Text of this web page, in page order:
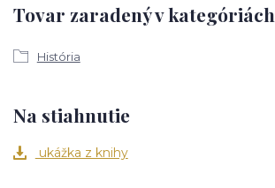
Tovar zaradený v kategóriách
História
Na stiahnutie
ukážka z knihy